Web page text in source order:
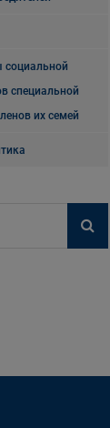
социальной
специальной
их семей